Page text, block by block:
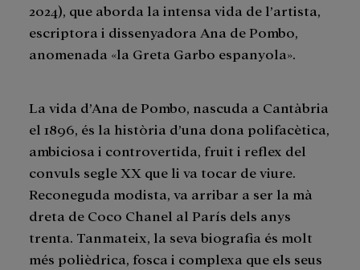
2024), que aborda la intensa vida de l’artista,
escriptora i dissenyadora Ana de Pombo,
anomenada «la Greta Garbo espanyola».
La vida d’Ana de Pombo, nascuda a Cantàbria
el 1896, és la història d’una dona polifacètica,
ambiciosa i controvertida, fruit i reflex del
convuls segle XX que li va tocar de viure.
Reconeguda modista, va arribar a ser la mà
dreta de Coco Chanel al París dels anys
trenta. Tanmateix, la seva biografia és molt
més polièdrica, fosca i complexa que els seus